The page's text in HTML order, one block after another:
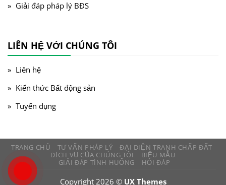
Giải đáp pháp lý BĐS
LIÊN HỆ VỚI CHÚNG TÔI
Liên hệ
Kiến thức Bất động sản
Tuyển dụng
TRANG CHỦ TƯ VẤN PHÁP LÝ
ĐẠI DIỆN TRANH CHẤP ĐẤT
DỊCH VỤ CỦA CHÚNG TÔI
BIỂU MẪU
GIẢI ĐÁP TÌNH HUỐNG
HỎI ĐÁP
Copyright 2026 © UX Themes